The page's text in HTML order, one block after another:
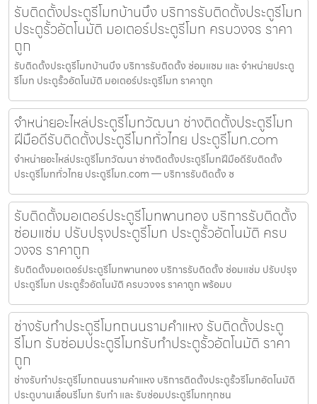
รับติดตั้งประตูรีโมทบ้านบึง บริการรับติดตั้งประตูรีโมท
ประตูรั้วอัตโนมัติ มอเตอร์ประตูรีโมท ครบวงจร ราคา
ถูก
รับติดตั้งประตูรีโมทบ้านบึง บริการรับติดตั้ง ซ่อมแซม และ จำหน่ายประตู
รีโมท ประตูรั้วอัตโนมัติ มอเตอร์ประตูรีโมท ราคาถูก
จำหน่ายอะไหล่ประตูรีโมทวัฒนา ช่างติดตั้งประตูรีโมท
ฝีมือดีรับติดตั้งประตูรีโมททั่วไทย ประตูรีโมท.com
จำหน่ายอะไหล่ประตูรีโมทวัฒนา ช่างติดตั้งประตูรีโมทฝีมือดีรับติดตั้ง
ประตูรีโมททั่วไทย ประตูรีโมท.com — บริการรับติดตั้ง ซ
รับติดตั้งมอเตอร์ประตูรีโมทพานทอง บริการรับติดตั้ง
ซ่อมแซ่ม ปรับปรุงประตูรีโมท ประตูรั้วอัตโนมัติ ครบ
วงจร ราคาถูก
รับติดตั้งมอเตอร์ประตูรีโมทพานทอง บริการรับติดตั้ง ซ่อมแซ่ม ปรับปรุง
ประตูรีโมท ประตูรั้วอัตโนมัติ ครบวงจร ราคาถูก พร้อมบ
ช่างรับทำประตูรีโมทถนนรามคำแหง รับติดตั้งประตู
รีโมท รับซ่อมประตูรีโมทรับทำประตูรั้วอัตโนมัติ ราคา
ถูก
ช่างรับทำประตูรีโมทถนนรามคำแหง บริการติดตั้งประตูรั้วรีโมทอัตโนมัติ
ประตูบานเลื่อนรีโมท รับทำ และ รับซ่อมประตูรีโมททุกชน